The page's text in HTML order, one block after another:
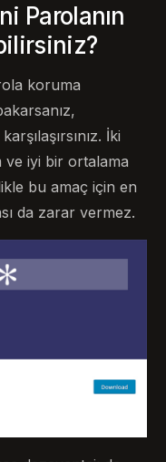
Parolanın
koruma
İki
iyi bir ortalama
bu amaç için en
da zarar vermez.